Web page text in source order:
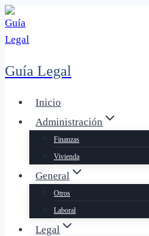
Saltar
al
contenido
Guía Legal
Inicio
Administración
Finanzas
Vivienda
General
Otros
Laboral
Legal